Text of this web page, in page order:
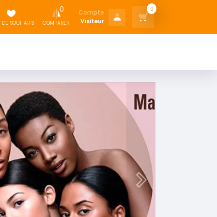
DE SOUHAITS
0
COMPARER
Compte
Visiteur
0